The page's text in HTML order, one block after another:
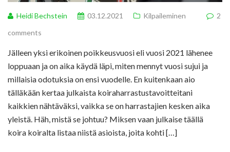
Heidi Bechstein 03.12.2021 Kilpaileminen
2
comments
Jälleen yksi erikoinen poikkeusvuosi eli vuosi 2021 lähenee
loppuaan ja on aika käydä läpi, miten mennyt vuosi sujui ja
millaisia odotuksia on ensi vuodelle. En kuitenkaan aio
tälläkään kertaa julkaista koiraharrastustavoitteitani
kaikkien nähtäväksi, vaikka se on harrastajien kesken aika
yleistä. Häh, mistä se johtuu? Miksen vaan julkaise täällä
koira koiralta listaa niistä asioista, joita kohti […]